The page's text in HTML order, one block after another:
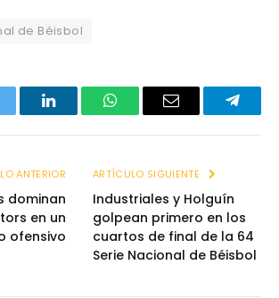
de Béisbol
LinkedInWhatsAppEmail
ANTERIOR
dominan
en un
ofensivo
ARTÍCULO SIGUIENTE
Industriales y Holguín
golpean primero en los
cuartos de final de la 64
Serie Nacional de Béisbol